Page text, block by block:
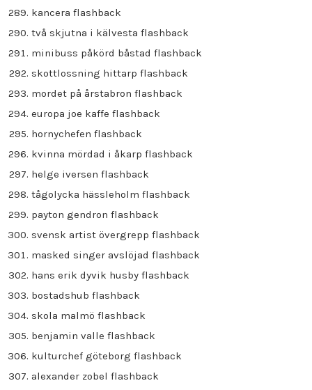
kancera flashback
två skjutna i kälvesta flashback
minibuss påkörd båstad flashback
skottlossning hittarp flashback
mordet på årstabron flashback
europa joe kaffe flashback
hornychefen flashback
kvinna mördad i åkarp flashback
helge iversen flashback
tågolycka hässleholm flashback
payton gendron flashback
svensk artist övergrepp flashback
masked singer avslöjad flashback
hans erik dyvik husby flashback
bostadshub flashback
skola malmö flashback
benjamin valle flashback
kulturchef göteborg flashback
alexander zobel flashback